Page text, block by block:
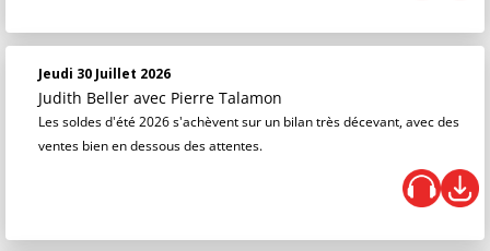
Jeudi 30 Juillet 2026
Judith Beller avec Pierre Talamon
Les soldes d'été 2026 s'achèvent sur un bilan très décevant, avec des
ventes bien en dessous des attentes.